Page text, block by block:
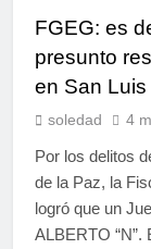
FGEG: es
presunto
en San
soledad 4
Por los delitos
de la Paz, la
logró que un
ALBERTO “N”.